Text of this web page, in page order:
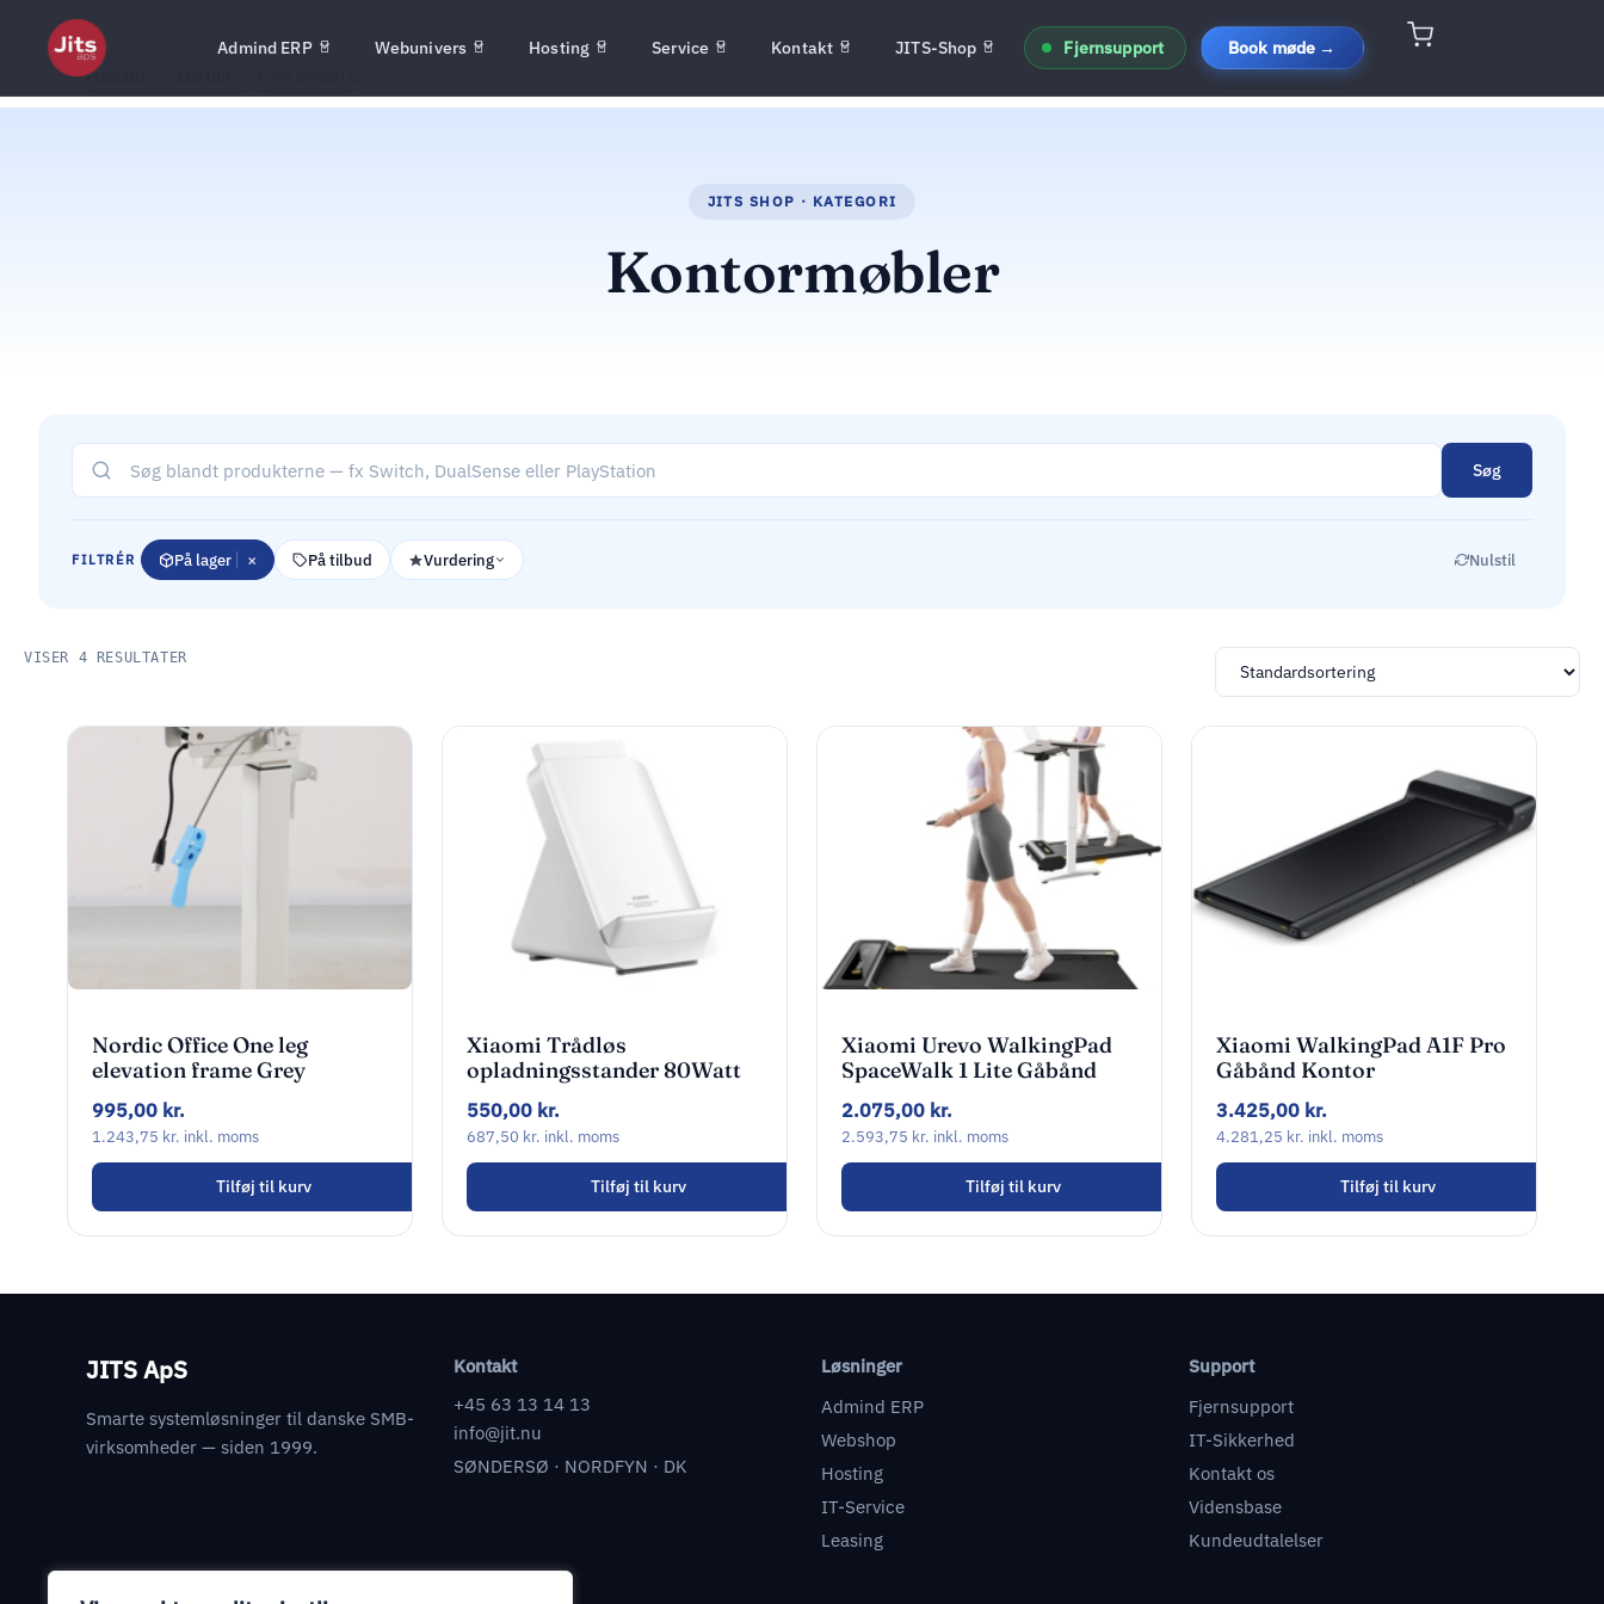
Admind ERP Webunivers Hosting Service Kontakt JITS-Shop Fjernsupport Book møde →
FORSIDE
Kontormøbler
Søg
FILTRÉR På lager × På tilbud Vurdering Nulstil
VISER 4 RESULTATER
Nordic Office One leg
elevation frame Grey
995,00 kr.
1.243,75 kr. inkl. moms
Tilføj til kurv
Xiaomi Trådløs
opladningsstander 80Watt
550,00 kr.
687,50 kr. inkl. moms
Tilføj til kurv
Xiaomi Urevo WalkingPad
SpaceWalk 1 Lite Gåbånd
Kontor 0,8 – 6 km/t
2.075,00 kr.
2.593,75 kr. inkl. moms
Tilføj til kurv
Xiaomi WalkingPad A1F Pro
Gåbånd Kontor
Sammenklappelig
3.425,00 kr.
4.281,25 kr. inkl. moms
Tilføj til kurv
JITS ApS
Smarte systemløsninger til danske SMB-
virksomheder — siden 1999.
Kontakt
+45 63 13 14 13
info@jit.nu
SØNDERSØ · NORDFYN · DK
Løsninger
Admind ERP
Webshop
Hosting
IT-Service
Leasing
Support
Fjernsupport
IT-Sikkerhed
Kontakt os
Vidensbase
Kundeudtalelser